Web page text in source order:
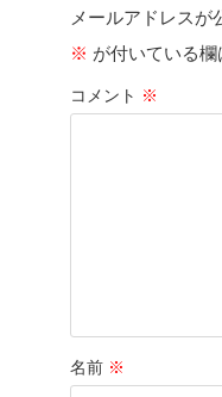
メールアドレスが
※ が付いている
コメント ※
名前 ※